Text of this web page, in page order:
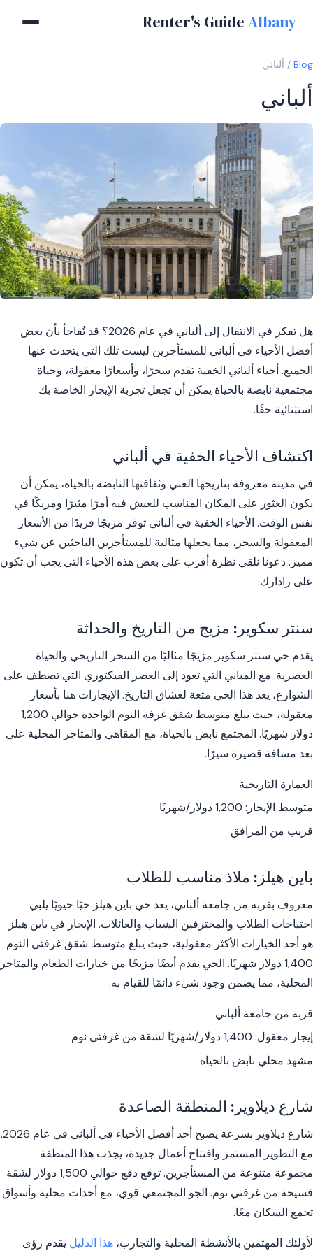
Renter's Guide Albany
Blog ألباني
ألباني
هل تفكر في الانتقال إلى ألباني في عام 2026؟ قد تُفاجأ بأن بعض
أفضل الأحياء في ألباني للمستأجرين ليست تلك التي يتحدث عنها
الجميع. أحياء ألباني الخفية تقدم سحرًا، وأسعارًا معقولة، وحياة
مجتمعية نابضة بالحياة يمكن أن تجعل تجربة الإيجار الخاصة بك
استثنائية حقًا.
اكتشاف الأحياء الخفية في ألباني
في مدينة معروفة بتاريخها الغني وثقافتها النابضة بالحياة، يمكن أن
يكون العثور على المكان المناسب للعيش فيه أمرًا مثيرًا ومربكًا في
نفس الوقت. الأحياء الخفية في ألباني توفر مزيجًا فريدًا من الأسعار
المعقولة والسحر، مما يجعلها مثالية للمستأجرين الباحثين عن شيء
مميز. دعونا نلقي نظرة أقرب على بعض هذه الأحياء التي يجب أن تكون
على رادارك.
سنتر سكوير: مزيج من التاريخ والحداثة
يقدم حي سنتر سكوير مزيجًا مثاليًا من السحر التاريخي والحياة
العصرية. مع المباني التي تعود إلى العصر الفيكتوري التي تصطف على
الشوارع، يعد هذا الحي متعة لعشاق التاريخ. الإيجارات هنا بأسعار
معقولة، حيث يبلغ متوسط شقق غرفة النوم الواحدة حوالي 1,200
دولار شهريًا. المجتمع نابض بالحياة، مع المقاهي والمتاجر المحلية على
بعد مسافة قصيرة سيرًا.
العمارة التاريخية
متوسط الإيجار: 1,200 دولار/شهريًا
قريب من المرافق
باين هيلز: ملاذ مناسب للطلاب
معروف بقربه من جامعة ألباني، يعد حي باين هيلز حيًا حيويًا يلبي
احتياجات الطلاب والمحترفين الشباب والعائلات. الإيجار في باين هيلز
هو أحد الخيارات الأكثر معقولية، حيث يبلغ متوسط شقق غرفتي النوم
1,400 دولار شهريًا. الحي يقدم أيضًا مزيجًا من خيارات الطعام والمتاجر
المحلية، مما يضمن وجود شيء دائمًا للقيام به.
قربه من جامعة ألباني
إيجار معقول: 1,400 دولار/شهريًا لشقة من غرفتي نوم
مشهد محلي نابض بالحياة
شارع ديلاوير: المنطقة الصاعدة
شارع ديلاوير بسرعة يصبح أحد أفضل الأحياء في ألباني في عام 2026.
مع التطوير المستمر وافتتاح أعمال جديدة، يجذب هذا المنطقة
مجموعة متنوعة من المستأجرين. توقع دفع حوالي 1,500 دولار لشقة
فسيحة من غرفتي نوم. الجو المجتمعي قوي، مع أحداث محلية وأسواق
تجمع السكان معًا.
لأولئك المهتمين بالأنشطة المحلية والتجارب، هذا الدليل يقدم رؤى